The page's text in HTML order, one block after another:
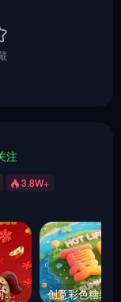
注
3.8W+
3D立体红色马年可爱小马卡通风格新年祝福海报-即梦ai关键词描述咒语